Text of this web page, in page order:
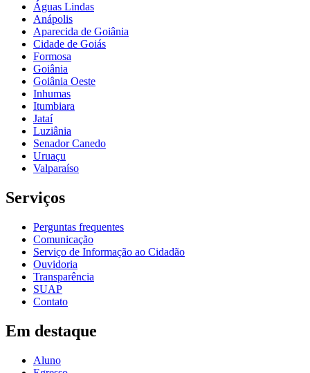
Águas Lindas
Anápolis
Aparecida de Goiânia
Cidade de Goiás
Formosa
Goiânia
Goiânia Oeste
Inhumas
Itumbiara
Jataí
Luziânia
Senador Canedo
Uruaçu
Valparaíso
Serviços
Perguntas frequentes
Comunicação
Serviço de Informação ao Cidadão
Ouvidoria
Transparência
SUAP
Contato
Em destaque
Aluno